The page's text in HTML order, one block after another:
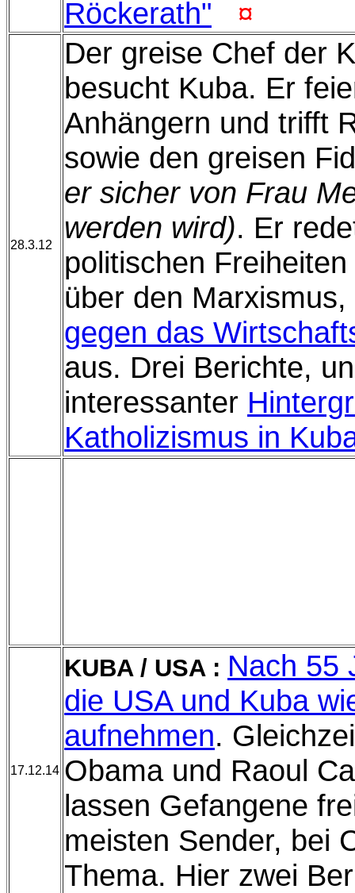
Röckerath"
¤
28.3.12
Der greise Chef der
besucht Kuba. Er
Anhängern und trifft
sowie den greisen
er sicher von Frau
werden wird). Er
politischen
über den
gegen das
aus. Drei Berichte,
interessanter
Katholizismus in
17.12.14
KUBA / USA : Nach 55
die USA und Kuba
aufnehmen.
Obama und Raoul
lassen Gefangene
meisten Sender, bei
Thema. Hier zwei